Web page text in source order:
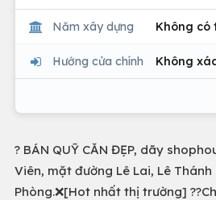
Năm xây dựng Không có
Hướng cửa chính Không
? BÁN QUỸ CĂN ĐẸP, dãy
Viên, mặt đường Lê Lai, Lê
Phòng.❌[Hot nhất thị trường]